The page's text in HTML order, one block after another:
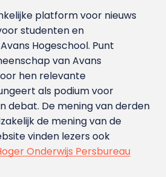
platform voor nieuws
studenten en
Hoge­school. Punt
van Avans
hen relevante
als podium voor
debat. De mening van derden
de mening van de
vinden lezers ook
Onderwijs Persbureau